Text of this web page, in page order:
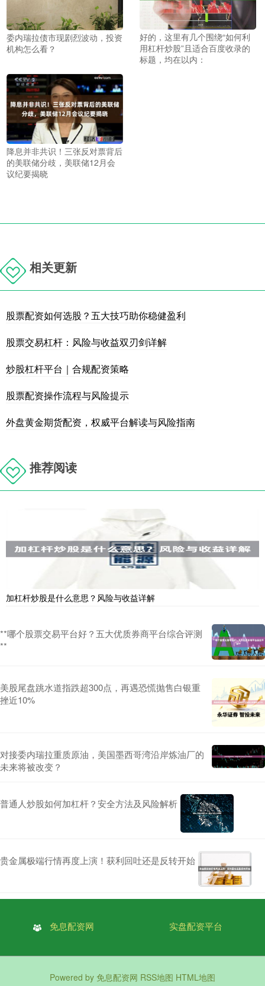
委内瑞拉债市现剧烈波动，投资
机构怎么看？
好的，这里有几个围绕“如何利
用杠杆炒股”且适合百度收录的
标题，均在以内：
降息并非共识！三张反对票背后
的美联储分歧，美联储12月会
议纪要揭晓
相关更新
股票配资如何选股？五大技巧助你稳健盈利
股票交易杠杆：风险与收益双刃剑详解
炒股杠杆平台｜合规配资策略
股票配资操作流程与风险提示
外盘黄金期货配资，权威平台解读与风险指南
推荐阅读
加杠杆炒股是什么意思？风险与收益详解
**哪个股票交易平台好？五大优质券商平台综合评测
**
美股尾盘跳水道指跌超300点，再遇恐慌抛售白银重
挫近10%
对接委内瑞拉重质原油，美国墨西哥湾沿岸炼油厂的
未来将被改变？
普通人炒股如何加杠杆？安全方法及风险解析
贵金属极端行情再度上演！获利回吐还是反转开始
免息配资网 实盘配资平台
Powered by 免息配资网 RSS地图 HTML地图